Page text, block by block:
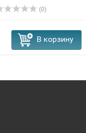
(0)
В корзину